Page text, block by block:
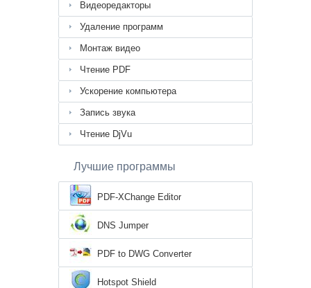
Видеоредакторы
Удаление программ
Монтаж видео
Чтение PDF
Ускорение компьютера
Запись звука
Чтение DjVu
Лучшие программы
PDF-XChange Editor
DNS Jumper
PDF to DWG Converter
Hotspot Shield